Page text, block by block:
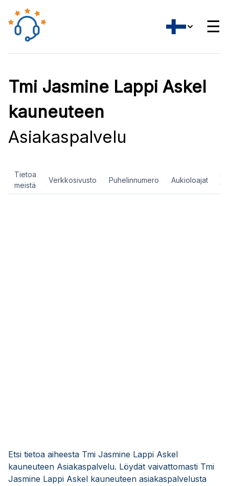
☰
Tmi Jasmine Lappi Askel
kauneuteen
Asiakaspalvelu
Tietoa
meistä
Verkkosivusto Puhelinnumero Aukioloajat
Etsi tietoa aiheesta Tmi Jasmine Lappi Askel
kauneuteen Asiakaspalvelu. Löydät vaivattomasti Tmi
Jasmine Lappi Askel kauneuteen asiakaspalvelusta